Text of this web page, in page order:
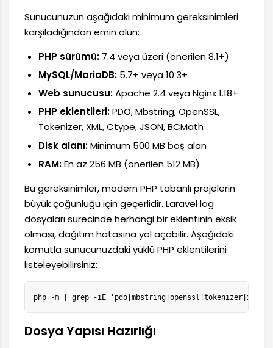
Sunucunuzun aşağıdaki minimum gereksinimleri
karşıladığından emin olun:
PHP sürümü:7.4 veya üzeri (önerilen 8.1+)
MySQL/MariaDB:5.7+ veya 10.3+
Web sunucusu:Apache 2.4 veya Nginx 1.18+
PHP eklentileri:PDO, Mbstring, OpenSSL,
Tokenizer, XML, Ctype, JSON, BCMath
Disk alanı:Minimum 500 MB boş alan
RAM:En az 256 MB (önerilen 512 MB)
Bu gereksinimler, modern PHP tabanlı projelerin
büyük çoğunluğu için geçerlidir. Laravel log
dosyaları sürecinde herhangi bir eklentinin eksik
olması, dağıtım hatasına yol açabilir. Aşağıdaki
komutla sunucunuzdaki yüklü PHP eklentilerini
listeleyebilirsiniz:
php -m | grep -iE
Dosya Yapısı Hazırlığı